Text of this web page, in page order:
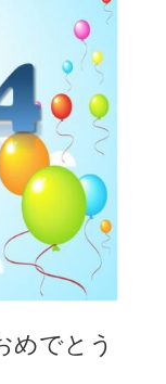
めでとう